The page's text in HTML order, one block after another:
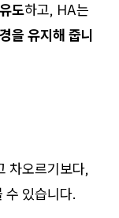
도하고, HA는
을 유지해 줍니
차오르기보다,
수 있습니다.